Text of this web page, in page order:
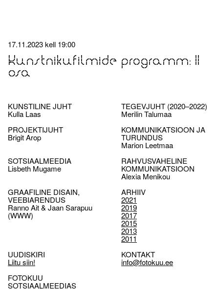
17.11.2023kell 19:00
Kunstnikufilmide programm: II
osa
KUNSTILINE JUHT
Kulla Laas
TEGEVJUHT (2020–2022)
Merilin Talumaa
PROJEKTIJUHT
Brigit Arop
KOMMUNIKATSIOON JA
TURUNDUS
Marion Leetmaa
SOTSIAALMEEDIA
Lisbeth Mugame
RAHVUSVAHELINE
KOMMUNIKATSIOON
Alexia Menikou
GRAAFILINE DISAIN,
VEEBIARENDUS
Ranno Ait & Jaan Sarapuu
(WWW)
ARHIIV
2021
2019
2017
2015
2013
2011
UUDISKIRI
Liitu siin!
KONTAKT
info@fotokuu.ee
FOTOKUU
SOTSIAALMEEDIAS